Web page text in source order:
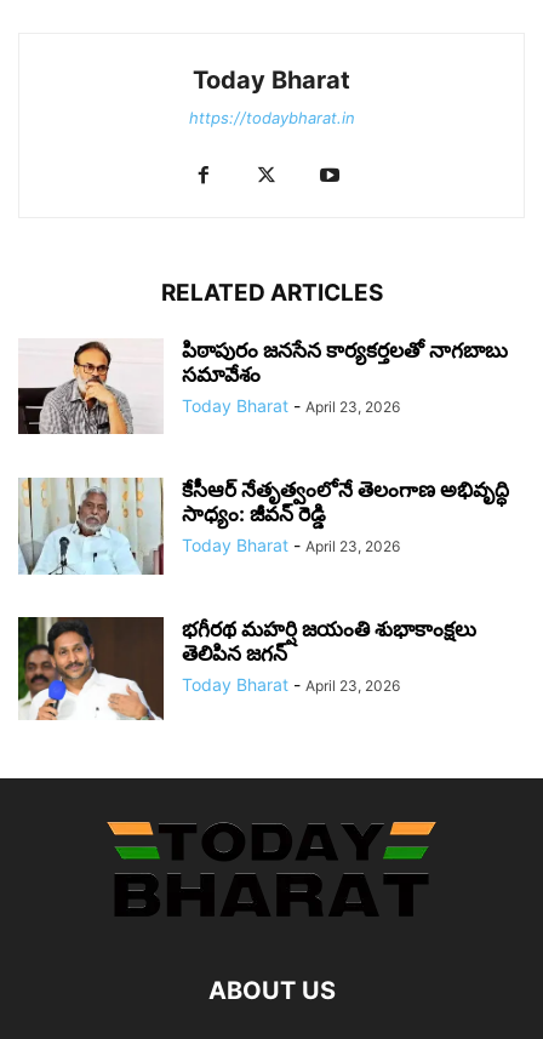
Today Bharat
https://todaybharat.in
RELATED ARTICLES
పిఠాపురం జనసేన కార్యకర్తలతో నాగబాబు
సమావేశం
Today Bharat - April 23, 2026
కేసీఆర్ నేతృత్వంలోనే తెలంగాణ అభివృద్ధి
సాధ్యం: జీవన్ రెడ్డి
Today Bharat - April 23, 2026
భగీరథ మహర్షి జయంతి శుభాకాంక్షలు
తెలిపిన జగన్‌
Today Bharat - April 23, 2026
ABOUT US